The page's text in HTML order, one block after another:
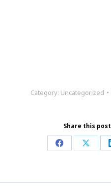
Category: Uncategorized
Share this post
Share
Facebook
Share
X